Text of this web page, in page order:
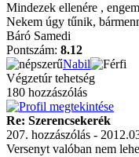
Mindezek ellenére ,
Nekem úgy tűnik,
Báró Samedi
Pontszám: 8.12
Nabil
Végzetúr tehetség
180 hozzászólás
Re: Szerencsekerék
207. hozzászólás -
Versenyt valóban nem